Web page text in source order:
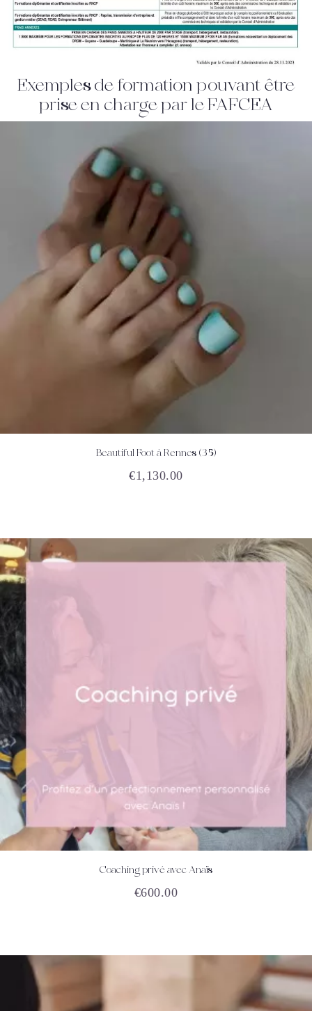
Exemples de formation pouvant être
prise en charge par le FAFCEA
Beautiful Foot à Rennes (35)
€1,130.00
Coaching privé avec Anaïs
€600.00